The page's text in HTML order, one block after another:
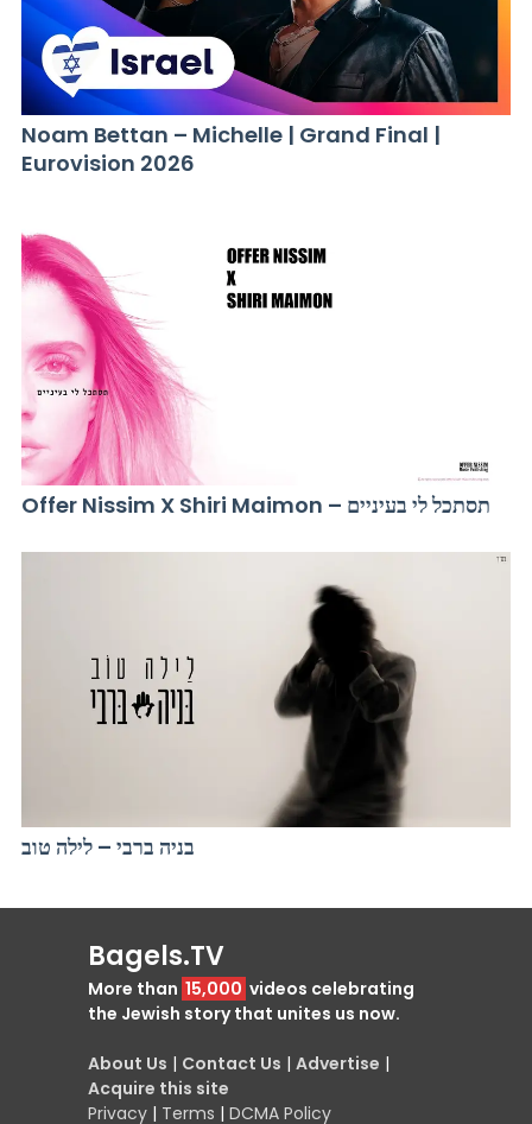
Noam Bettan – Michelle | Grand Final |
Eurovision 2026
Offer Nissim X Shiri Maimon – תסתכל לי בעיניים
בניה ברבי – לילה טוב
Bagels.TV
More than 15,000 videos celebrating
the Jewish story that unites us now.
About Us | Contact Us | Advertise |
Acquire this site
Privacy | Terms | DCMA Policy